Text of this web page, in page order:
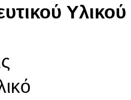
Υλικού